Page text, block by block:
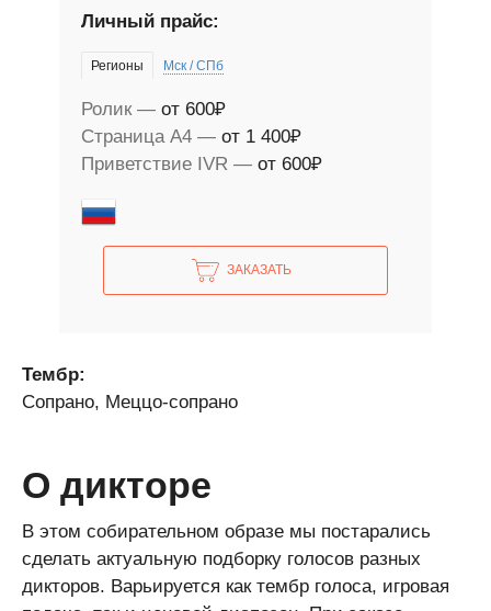
Личный прайс:
Регионы Мск / СПб
Ролик
от 600₽
Страница А4
от 1 400₽
Приветствие IVR
от 600₽
ЗАКАЗАТЬ
Тембр:
Сопрано, Меццо-сопрано
О дикторе
В этом собирательном образе мы постарались
сделать актуальную подборку голосов разных
дикторов. Варьируется как тембр голоса, игровая